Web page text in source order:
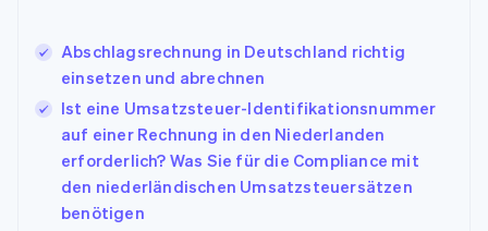
Abschlagsrechnung in Deutschland richtig
einsetzen und abrechnen
Ist eine Umsatzsteuer-Identifikationsnummer
auf einer Rechnung in den Niederlanden
erforderlich? Was Sie für die Compliance mit
den niederländischen Umsatzsteuersätzen
benötigen
Italiano English
Japan
Kanada
EnglishFrançais
Kroatien
EnglishItaliano
Lettland